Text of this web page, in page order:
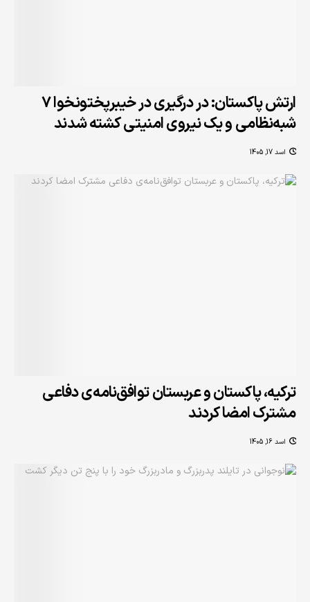
ارتش پاکستان: در درگیری در خیبرپختونخوا ۷
شبه‌نظامی و یک نیروی امنیتی کشته شدند
اسد 17, 1405
ترکیه، پاکستان و عربستان توافق‌نامه‌ی دفاعی
مشترک امضا کردند
اسد 16, 1405